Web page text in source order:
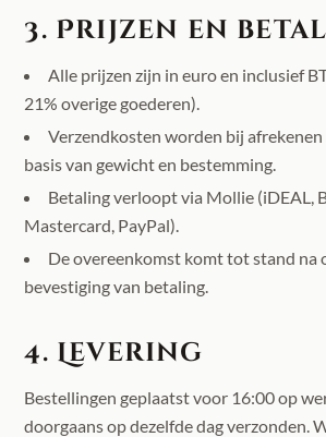
3. Prijzen en
Alle prijzen zijn in euro en inclusief
21% overige goederen).
Verzendkosten worden bij
basis van gewicht en bestemming.
Betaling verloopt via Mollie (iDEAL,
Mastercard, PayPal).
De overeenkomst komt tot stand na
bevestiging van betaling.
4. Levering
Bestellingen geplaatst voor 16:00 op
doorgaans op dezelfde dag verzonden.